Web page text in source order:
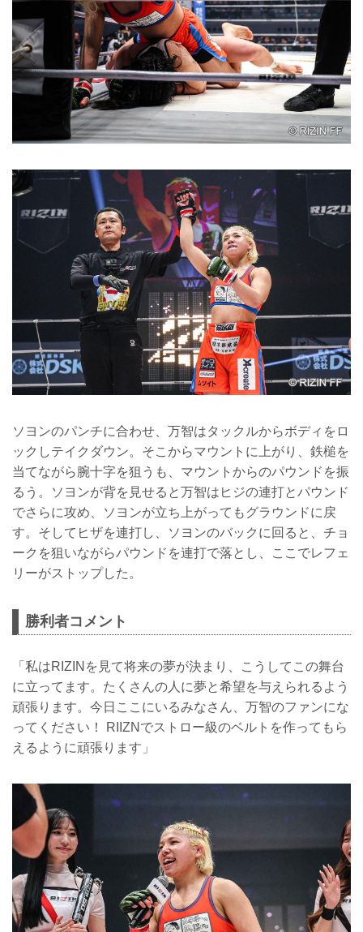
ソヨンのパンチに合わせ、万智はタックルからボディをロ
ックしテイクダウン。そこからマウントに上がり、鉄槌を
当てながら腕十字を狙うも、マウントからのパウンドを振
るう。ソヨンが背を見せると万智はヒジの連打とパウンド
でさらに攻め、ソヨンが立ち上がってもグラウンドに戻
す。そしてヒザを連打し、ソヨンのバックに回ると、チョ
ークを狙いながらパウンドを連打で落とし、ここでレフェ
リーがストップした。
勝利者コメント
「私はRIZINを見て将来の夢が決まり、こうしてこの舞台
に立ってます。たくさんの人に夢と希望を与えられるよう
頑張ります。今日ここにいるみなさん、万智のファンにな
ってください！ RIIZNでストロー級のベルトを作ってもら
えるように頑張ります」